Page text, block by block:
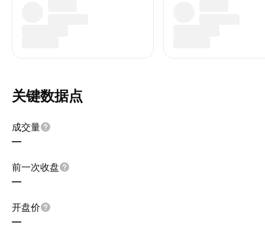
关键数据点
成交量
—
前一次收盘
—
开盘价
—